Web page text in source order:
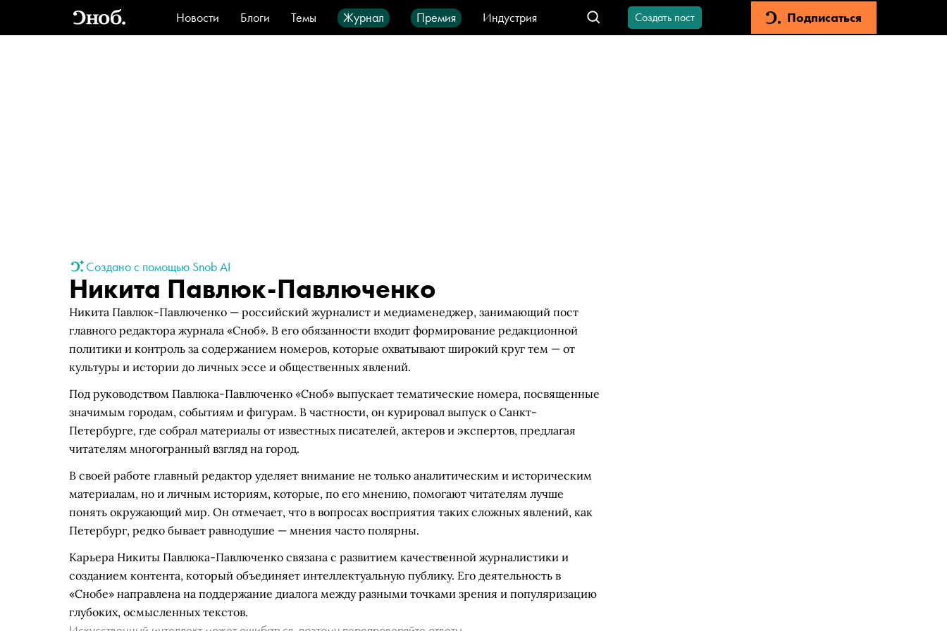
Новости Блоги Темы Журнал Премия
Индустрия
Стиль
Видео Город IT-продукты
Создать пост Подписаться
Создано с помощью Snob AI
Никита Павлюк-Павлюченко
Никита Павлюк-Павлюченко — российский журналист и медиаменеджер, занимающий пост
главного редактора журнала «Сноб». В его обязанности входит формирование редакционной
политики и контроль за содержанием номеров, которые охватывают широкий круг тем — от
культуры и истории до личных эссе и общественных явлений.
Под руководством Павлюка-Павлюченко «Сноб» выпускает тематические номера, посвященные
значимым городам, событиям и фигурам. В частности, он курировал выпуск о Санкт-
Петербурге, где собрал материалы от известных писателей, актеров и экспертов, предлагая
читателям многогранный взгляд на город.
В своей работе главный редактор уделяет внимание не только аналитическим и историческим
материалам, но и личным историям, которые, по его мнению, помогают читателям лучше
понять окружающий мир. Он отмечает, что в вопросах восприятия таких сложных явлений, как
Петербург, редко бывает равнодушие — мнения часто полярны.
Карьера Никиты Павлюка-Павлюченко связана с развитием качественной журналистики и
созданием контента, который объединяет интеллектуальную публику. Его деятельность в
«Снобе» направлена на поддержание диалога между разными точками зрения и популяризацию
глубоких, осмысленных текстов.